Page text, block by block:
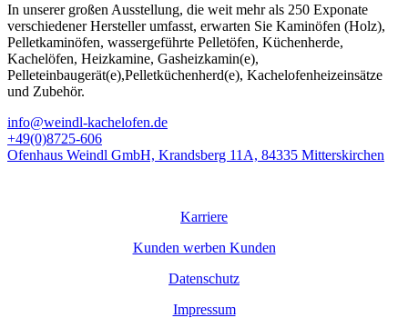
In unserer großen Ausstellung, die weit mehr als 250 Exponate
verschiedener Hersteller umfasst, erwarten Sie Kaminöfen (Holz),
Pelletkaminöfen, wassergeführte Pelletöfen, Küchenherde,
Kachelöfen, Heizkamine, Gasheizkamin(e),
Pelleteinbaugerät(e),Pelletküchenherd(e), Kachelofenheizeinsätze
und Zubehör.
info@weindl-kachelofen.de
+49(0)8725-606
Ofenhaus Weindl GmbH, Krandsberg 11A, 84335 Mitterskirchen
Karriere
Kunden werben Kunden
Datenschutz
Impressum